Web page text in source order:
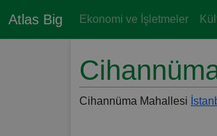
Atlas Big Ekonomi ve İşletmeler
Cihannüma Mahallesi